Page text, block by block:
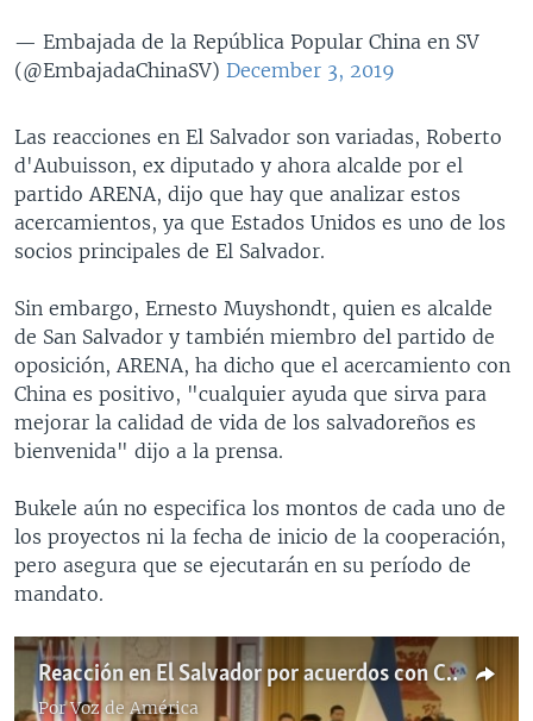
— Embajada de la República Popular China en SV
(@EmbajadaChinaSV) December 3, 2019
Las reacciones en El Salvador son variadas, Roberto
d'Aubuisson, ex diputado y ahora alcalde por el
partido ARENA, dijo que hay que analizar estos
acercamientos, ya que Estados Unidos es uno de los
socios principales de El Salvador.
Sin embargo, Ernesto Muyshondt, quien es alcalde
de San Salvador y también miembro del partido de
oposición, ARENA, ha dicho que el acercamiento con
China es positivo, "cualquier ayuda que sirva para
mejorar la calidad de vida de los salvadoreños es
bienvenida" dijo a la prensa.
Bukele aún no especifica los montos de cada uno de
los proyectos ni la fecha de inicio de la cooperación,
pero asegura que se ejecutarán en su período de
mandato.
Reacción en El Salvador por acuerdos con China
PorVoz de América